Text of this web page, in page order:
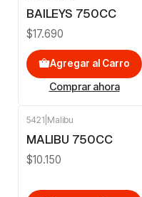
BAILEYS 750CC
$17.690
Agregar al Carro
Comprar ahora
5421 Malibu
MALIBU 750CC
$10.150